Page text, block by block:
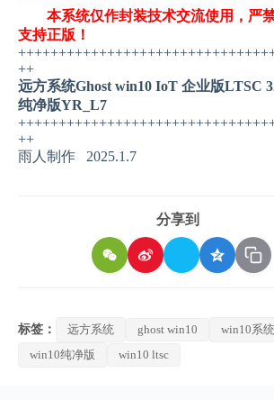
本系统仅作封装技术交流使用，严
支持正版！
++
远方系统Ghost win10 IoT 企业版LTSC
纯净版YR_L7
++
雨人制作 2025.1.7
分享到
标签： 远方系统 ghost win10
win10系
win10纯净版
win10 ltsc